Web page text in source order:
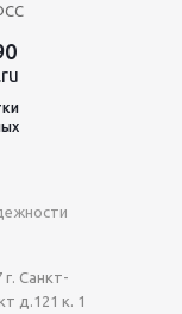
Санкт-
д.121 к. 1